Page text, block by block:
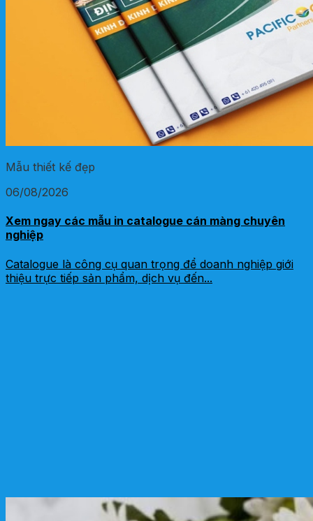
Mẫu thiết kế đẹp
06/08/2026
Xem ngay các mẫu in catalogue cán màng chuyên
nghiệp
Catalogue là công cụ quan trọng để doanh nghiệp giới
thiệu trực tiếp sản phẩm, dịch vụ đến...